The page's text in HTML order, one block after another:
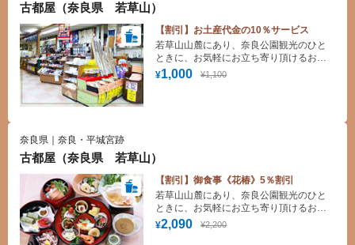
古都屋（奈良県 若草山）
【割引】お土産代金の10％サービス
¥1,000 ¥1,100
若草山山麓にあり、奈良公園観光のひと
ときに、お気軽にお立ち寄り頂けるお休
み処です。お食事をはじめ、奈良のお土
産品を多数用意しております。
奈良県｜奈良・平城宮跡
古都屋（奈良県 若草山）
【割引】御食事《花椿》5％割引
¥2,090 ¥2,200
若草山山麓にあり、奈良公園観光のひと
ときに、お気軽にお立ち寄り頂けるお休
み処です。お食事をはじめ、奈良のお土
産品を多数用意しております。